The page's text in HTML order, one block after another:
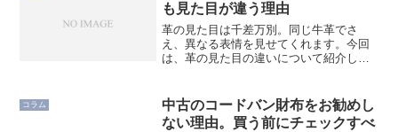
も見た目が違う理由
革の見た目は千差万別。同じ牛革でさ
え、異なる表情を見せてくれます。今回
は、革の見た目の違いについて紹介しま
す。革の見た目や特徴を決める３つの要
素大きく関わってくるのは、以...
コラム
中古のコードバン財布をお勧めし
ない理由。買う前にチェックすべ